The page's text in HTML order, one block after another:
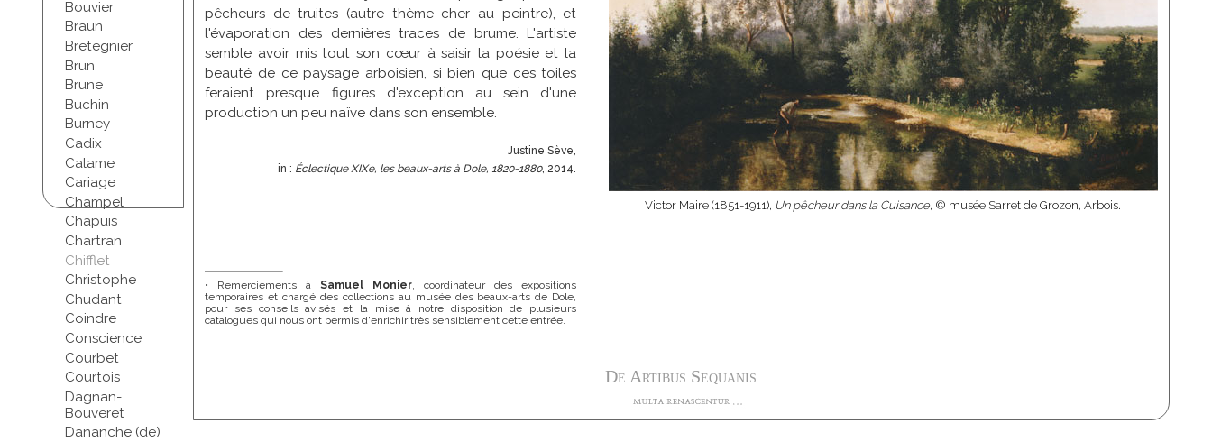
Bouvier
Braun
Bretegnier
Brun
Brune
Buchin
Burney
Cadix
Calame
Cariage
Champel
Chapuis
Chartran
Chifflet
Christophe
Chudant
Coindre
Conscience
Courbet
Courtois
Dagnan-
Bouveret
Dananche (de)
pêcheurs de truites (autre thème cher au peintre), et
l'évaporation des dernières traces de brume. L'artiste
semble avoir mis tout son cœur à saisir la poésie et la
beauté de ce paysage arboisien, si bien que ces toiles
feraient presque figures d'exception au sein d'une
production un peu naïve dans son ensemble.
Justine Sève,
in : Éclectique XIXe, les beaux-arts à Dole, 1820-1880, 2014.
• Remerciements àSamuel Monier, coordinateur des expositions
temporaires et chargé des collections au musée des beaux-arts de Dole,
pour ses conseils avisés et la mise à notre disposition de plusieurs
catalogues qui nous ont permis d'enrichir très sensiblement cette entrée.
Victor Maire (1851-1911), Un pêcheur dans la Cuisance, © musée Sarret de Grozon, Arbois.
De Artibus Sequanis